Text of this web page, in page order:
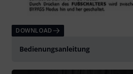
DOWNLOAD
Bedienungsanleitung